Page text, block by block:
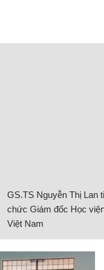
GS.TS Nguyễn Thị Lan
chức Giám đốc Học
Việt Nam